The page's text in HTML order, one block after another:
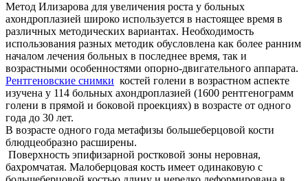
Метод Илизарова для увеличения роста у больных
ахондроплазией широко используется в настоящее время в
различных методических вариантах. Необходимость
использования разных методик обусловлена как более ранним
началом лечения больных в последнее время, так и
возрастными особенностями опорно-двигательного аппарата.
Рентгеновские снимки костей голени в возрастном аспекте
изучена у 114 больных ахондроплазией (1600 рентгенограмм
голени в прямой и боковой проекциях) в возрасте от одного
года до 30 лет.
В возрасте одного года метафизы большеберцовой кости
блюдцеобразно расширены.
Поверхность эпифизарной ростковой зоны неровная,
бахромчатая. Малоберцовая кость имеет одинаковую с